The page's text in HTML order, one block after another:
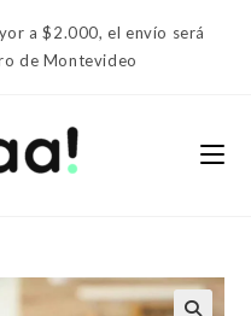
a $2.000, el envío será
de Montevideo